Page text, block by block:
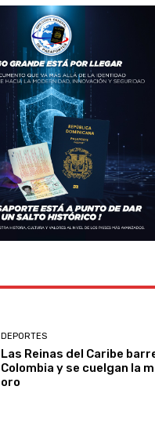
DEPORTES
Las Reinas del Caribe
Colombia y se cuelgan la
oro